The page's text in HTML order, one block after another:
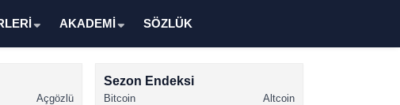
AKADEMİ SÖZLÜK
Açgözlü
Sezon Endeksi
Bitcoin Altcoin